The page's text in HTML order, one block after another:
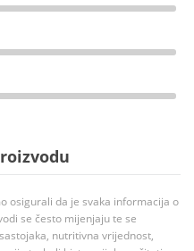
osigurali da je svaka informacija o
se često mijenjaju te se
nutritivna vrijednost,